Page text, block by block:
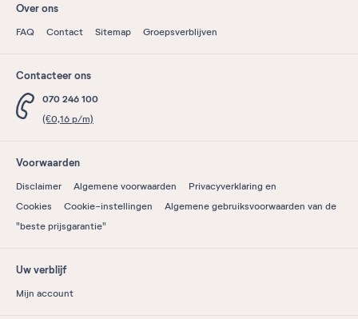
Over ons
FAQ Contact Sitemap Groepsverblijven
Contacteer ons
070 246 100
(€0,16 p/m)
Voorwaarden
Disclaimer Algemene voorwaarden
Privacyverklaring en
Cookies
Cookie-instellingen
Algemene gebruiksvoorwaarden van de
"beste prijsgarantie"
Uw verblijf
Mijn account